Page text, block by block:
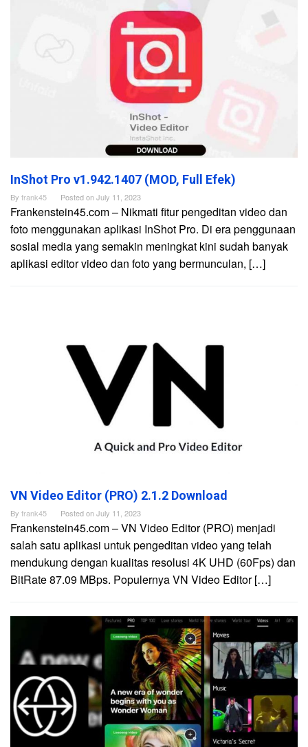
InShot Pro v1.942.1407 (MOD, Full Efek)
By frank45 Posted onJuly 11, 2023
Frankenstein45.com – Nikmati fitur pengeditan video dan
foto menggunakan aplikasi InShot Pro. Di era penggunaan
sosial media yang semakin meningkat kini sudah banyak
aplikasi editor video dan foto yang bermunculan, […]
VN Video Editor (PRO) 2.1.2 Download
By frank45 Posted onJuly 11, 2023
Frankenstein45.com – VN Video Editor (PRO) menjadi
salah satu aplikasi untuk pengeditan video yang telah
mendukung dengan kualitas resolusi 4K UHD (60Fps) dan
BitRate 87.09 MBps. Populernya VN Video Editor […]